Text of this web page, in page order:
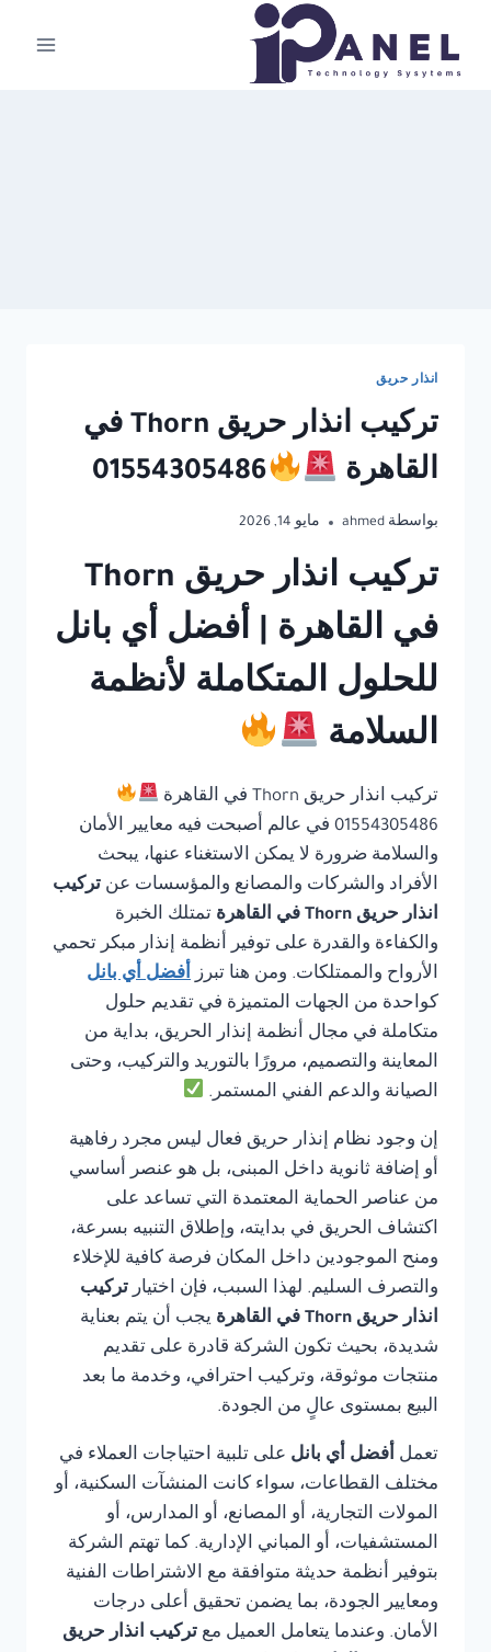
المحتوى
انذار حريق
تركيب انذار حريق Thorn في
القاهرة
01554305486
بواسطة ahmed مايو 14, 2026
تركيب انذار حريق Thorn
في القاهرة | أفضل أي بانل
للحلول المتكاملة لأنظمة
السلامة
تركيب انذار حريق Thorn في القاهرة
01554305486 في عالم أصبحت فيه معايير الأمان
والسلامة ضرورة لا يمكن الاستغناء عنها، يبحث
الأفراد والشركات والمصانع والمؤسسات عن تركيب
انذار حريق Thorn في القاهرة
تمتلك الخبرة
والكفاءة والقدرة على توفير أنظمة إنذار مبكر تحمي
الأرواح والممتلكات. ومن هنا تبرز أفضل أي بانل
كواحدة من الجهات المتميزة في تقديم حلول
متكاملة في مجال أنظمة إنذار الحريق، بداية من
المعاينة والتصميم، مرورًا بالتوريد والتركيب، وحتى
الصيانة والدعم الفني المستمر.
إن وجود نظام إنذار حريق فعال ليس مجرد رفاهية
أو إضافة ثانوية داخل المبنى، بل هو عنصر أساسي
من عناصر الحماية المعتمدة التي تساعد على
اكتشاف الحريق في بدايته، وإطلاق التنبيه بسرعة،
ومنح الموجودين داخل المكان فرصة كافية للإخلاء
والتصرف السليم. لهذا السبب، فإن اختيار تركيب
انذار حريق Thorn في القاهرة
يجب أن يتم بعناية
شديدة، بحيث تكون الشركة قادرة على تقديم
منتجات موثوقة، وتركيب احترافي، وخدمة ما بعد
البيع بمستوى عالٍ من الجودة.
تعمل أفضل أي بانل على تلبية احتياجات العملاء في
مختلف القطاعات، سواء كانت المنشآت السكنية، أو
المولات التجارية، أو المصانع، أو المدارس، أو
المستشفيات، أو المباني الإدارية. كما تهتم الشركة
بتوفير أنظمة حديثة متوافقة مع الاشتراطات الفنية
ومعايير الجودة، بما يضمن تحقيق أعلى درجات
الأمان. وعندما يتعامل العميل مع تركيب انذار حريق